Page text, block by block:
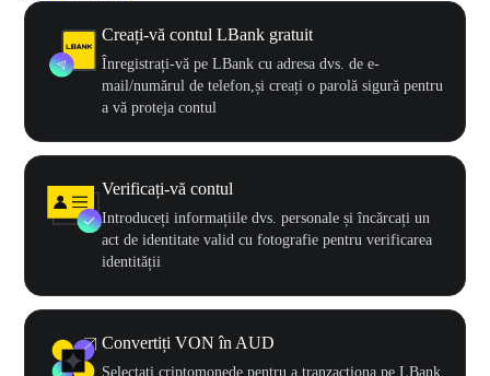
Creați-vă contul LBank gratuit
Înregistrați-vă pe LBank cu adresa dvs. de e-
mail/numărul de telefon,și creați o parolă sigură pentru
a vă proteja contul
Verificați-vă contul
Introduceți informațiile dvs. personale și încărcați un
act de identitate valid cu fotografie pentru verificarea
identității
Convertiți VON în AUD
Selectați criptomonede pentru a tranzacționa pe LBank.